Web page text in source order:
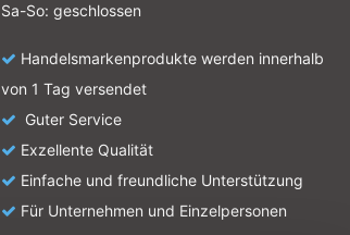
Sa-So: geschlossen
Handelsmarkenprodukte werden innerhalb
von 1 Tag versendet
Guter Service
Exzellente Qualität
Einfache und freundliche Unterstützung
Für Unternehmen und Einzelpersonen